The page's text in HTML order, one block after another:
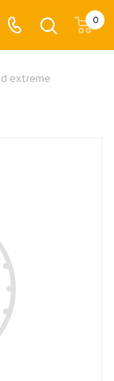
0
extreme